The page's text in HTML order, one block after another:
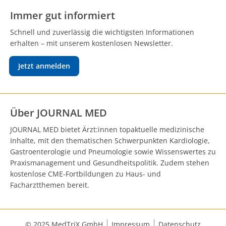
Immer gut informiert
Schnell und zuverlässig die wichtigsten Informationen
erhalten – mit unserem kostenlosen Newsletter.
Jetzt anmelden
Über JOURNAL MED
JOURNAL MED bietet Ärzt:innen topaktuelle medizinische
Inhalte, mit den thematischen Schwerpunkten Kardiologie,
Gastroenterologie und Pneumologie sowie Wissenswertes zu
Praxismanagement und Gesundheitspolitik. Zudem stehen
kostenlose CME-Fortbildungen zu Haus- und
Facharztthemen bereit.